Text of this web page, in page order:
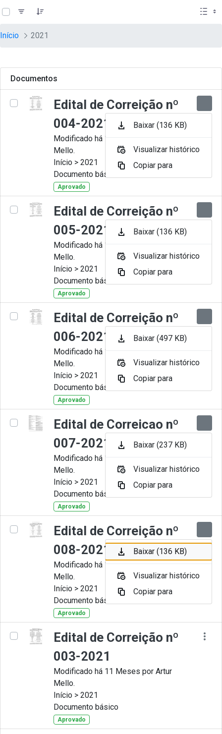
Pular para o Conteúdo principal
teste descricao
Início 2021
Documentos
Edital de Correição nº
004-2021
Modificado há 11 Meses por Artur
Mello.
Início > 2021
Documento básico
Aprovado
Edital de Correição nº
005-2021
Modificado há 11 Meses por Artur
Mello.
Início > 2021
Documento básico
Aprovado
Edital de Correição nº
006-2021
Modificado há 11 Meses por Artur
Mello.
Início > 2021
Documento básico
Aprovado
Edital de Correicao nº
007-2021
Modificado há 11 Meses por Artur
Mello.
Início > 2021
Documento básico
Aprovado
Edital de Correição nº
008-2021
Modificado há 11 Meses por Artur
Mello.
Início > 2021
Documento básico
Aprovado
Edital de Correição nº
003-2021
Modificado há 11 Meses por Artur
Mello.
Início > 2021
Documento básico
Aprovado
Baixar (136 KB)
Visualizar histórico
Copiar para
Baixar (136 KB)
Visualizar histórico
Copiar para
Baixar (497 KB)
Visualizar histórico
Copiar para
Baixar (237 KB)
Visualizar histórico
Copiar para
Baixar (136 KB)
Visualizar histórico
Copiar para